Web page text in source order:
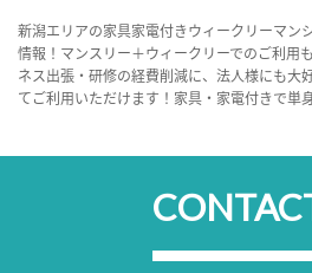
新潟エリアの家具家電付きウィークリーマン
情報！マンスリー＋ウィークリーでのご利用
ネス出張・研修の経費削減に、法人様にも大
てご利用いただけます！家具・家電付きで単